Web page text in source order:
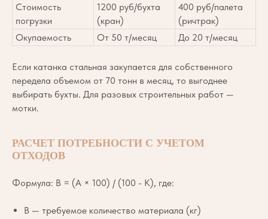
Стоимость
погрузки
1200 руб/бухта
(кран)
400 руб/палета
(ричтрак)
Окупаемость
От 50 т/месяц До 20 т/месяц
Если катанка стальная закупается для собственного
передела объемом от 70 тонн в месяц, то выгоднее
выбирать бухты. Для разовых строительных работ —
мотки.
РАСЧЕТ ПОТРЕБНОСТИ С УЧЕТОМ
ОТХОДОВ
Формула: В = (А × 100) / (100 - К), где:
В — требуемое количество материала (кг)